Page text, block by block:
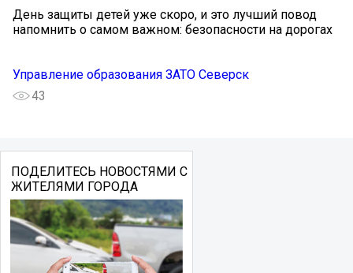
День защиты детей уже скоро, и это лучший повод
напомнить о самом важном: безопасности на дорогах
Управление образования ЗАТО Северск
43
ПОДЕЛИТЕСЬ НОВОСТЯМИ С
ЖИТЕЛЯМИ ГОРОДА